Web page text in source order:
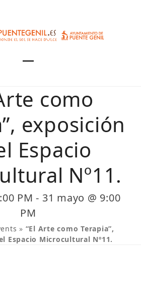
menu
menucomo
exposición
Espacio
Nº11.
PM - 31 mayo @ 9:00
PM
» “El Arte como Terapia”,
Espacio Microcultural Nº11.